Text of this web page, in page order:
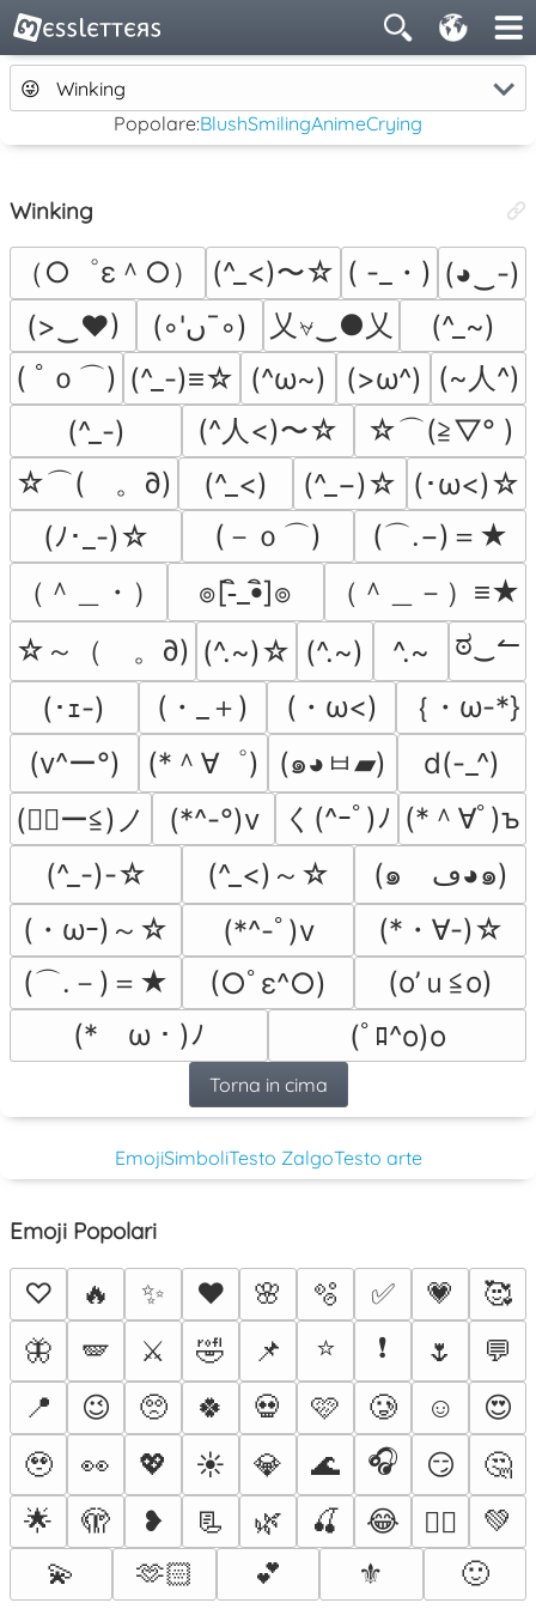
😜
Winking
Popolare:BlushSmilingAnimeCrying
Winking
（○゜ε＾○） (^_<)〜☆ ( -_・) (◕‿-)
(>‿♥)
(◦'ںˉ◦) 乂⍱‿●乂
(^_~)
( ﾟｏ⌒) (^_-)≡☆ (^ω~) (>ω^) (~人^)
(^_-)
(^人<)〜☆
☆⌒(≧▽​° )
☆⌒(ゝ。∂)
(^_<) (^_−)☆ (･ω<)☆
(ﾉ･_-)☆
(－ｏ⌒)
(⌒.−)＝★
（＾＿・）
๏[-ิ_•ิ]๏
（＾＿－）≡★
☆～（ゝ。∂) (^.~)☆ (^.~) ^.~
ಠ‿↼
(･ｪ-)
(・_＋) (・ω<)
｛・ω-*}
(v^ー°)
(*＾∀゜) (๑◕ㅂ▰)
d(-_^)
(◕ฺー≦)ノ
(*^-°)v く(^ｰﾟ)ﾉ (*＾∀ﾟ)ъ
(^_-)-☆
(^_<)～☆
(๑ゝڡ◕๑)
(・ωｰ)～☆
(*^-ﾟ)v
(*・∀-)☆
(⌒.－)＝★
(○ﾟε^○)
(o’ｕ≦o)
(*ゝω・)ﾉ
(ﾟﾛ^o)o
Torna in cima
EmojiSimboliTesto ZalgoTesto arte
Emoji Popolari
♡ 🔥 ✨ ❤️ 🌸 🫧 ✅ 💗
🥰
🦋
🪽 ⚔️ 🤣 📌 ⭐ ❗ 🌷
💬
📍
😉 🥺 🍀 💀 🩷 🥲 ☺️
😍
🥹
👀 💖 ☀️ 💎 🌊 🎧 😏
🤔
🌟
🫣 ❥ 📃 🌿 🍒 😂 ❤️‍🔥
💚
💫
🫶🏻 💕 ⚜️ 🙂